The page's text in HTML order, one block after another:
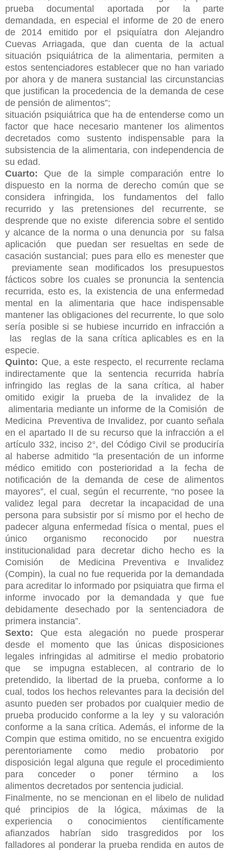
prueba documental aportada por la parte
demandada, en especial el informe de 20 de enero
de 2014 emitido por el psiquíatra don Alejandro
Cuevas Arriagada, que dan cuenta de la actual
situación psiquiátrica de la alimentaria, permiten a
estos sentenciadores establecer que no han variado
por ahora y de manera sustancial las circunstancias
que justifican la procedencia de la demanda de cese
de pensión de alimentos”;
situación psiquiátrica que ha de entenderse como un
factor que hace necesario mantener los alimentos
decretados como sustento indispensable para la
subsistencia de la alimentaria, con independencia de
su edad.
Cuarto: Que de la simple comparación entre lo
dispuesto en la norma de derecho común que se
considera infringida, los fundamentos del fallo
recurrido y las pretensiones del recurrente, se
desprende que no existe diferencia sobre el sentido
y alcance de la norma o una denuncia por su falsa
aplicación que puedan ser resueltas en sede de
casación sustancial; pues para ello es menester que
previamente sean modificados los presupuestos
fácticos sobre los cuales se pronuncia la sentencia
recurrida, esto es, la existencia de una enfermedad
mental en la alimentaria que hace indispensable
mantener las obligaciones del recurrente, lo que solo
sería posible si se hubiese incurrido en infracción a
las reglas de la sana crítica aplicables es en la
especie.
Quinto: Que, a este respecto, el recurrente reclama
indirectamente que la sentencia recurrida habría
infringido las reglas de la sana crítica, al haber
omitido exigir la prueba de la invalidez de la
alimentaria mediante un informe de la Comisión de
Medicina Preventiva de Invalidez, por cuanto señala
en el apartado II de su recurso que la infracción a el
artículo 332, inciso 2°, del Código Civil se produciría
al haberse admitido “la presentación de un informe
médico emitido con posterioridad a la fecha de
notificación de la demanda de cese de alimentos
mayores”, el cual, según el recurrente, “no posee la
validez legal para decretar la incapacidad de una
persona para subsistir por sí mismo por el hecho de
padecer alguna enfermedad física o mental, pues el
único organismo reconocido por nuestra
institucionalidad para decretar dicho hecho es la
Comisión de Medicina Preventiva e Invalidez
(Compin), la cual no fue requerida por la demandada
para acreditar lo informado por psiquiatra que firma el
informe invocado por la demandada y que fue
debidamente desechado por la sentenciadora de
primera instancia”.
Sexto: Que esta alegación no puede prosperar
desde el momento que las únicas disposiciones
legales infringidas al admitirse el medio probatorio
que se impugna establecen, al contrario de lo
pretendido, la libertad de la prueba, conforme a lo
cual, todos los hechos relevantes para la decisión del
asunto pueden ser probados por cualquier medio de
prueba producido conforme a la ley y su valoración
conforme a la sana crítica. Además, el informe de la
Compin que estima omitido, no se encuentra exigido
perentoriamente como medio probatorio por
disposición legal alguna que regule el procedimiento
para conceder o poner término a los
alimentos decretados por sentencia judicial.
Finalmente, no se mencionan en el libelo de nulidad
qué principios de la lógica, máximas de la
experiencia o conocimientos científicamente
afianzados habrían sido trasgredidos por los
falladores al ponderar la prueba rendida en autos de